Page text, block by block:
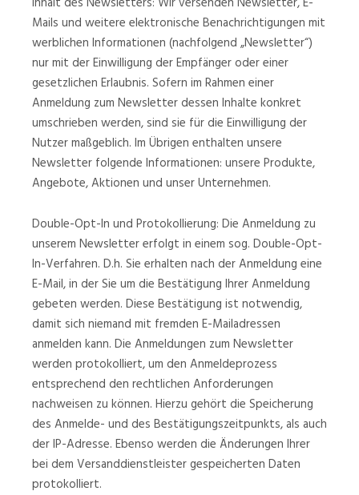
Mails und weitere elektronische Benachrichtigungen mit
werblichen Informationen (nachfolgend „Newsletter“)
nur mit der Einwilligung der Empfänger oder einer
gesetzlichen Erlaubnis. Sofern im Rahmen einer
Anmeldung zum Newsletter dessen Inhalte konkret
umschrieben werden, sind sie für die Einwilligung der
Nutzer maßgeblich. Im Übrigen enthalten unsere
Newsletter folgende Informationen: unsere Produkte,
Angebote, Aktionen und unser Unternehmen.
Double-Opt-In und Protokollierung: Die Anmeldung zu
unserem Newsletter erfolgt in einem sog. Double-Opt-
In-Verfahren. D.h. Sie erhalten nach der Anmeldung eine
E-Mail, in der Sie um die Bestätigung Ihrer Anmeldung
gebeten werden. Diese Bestätigung ist notwendig,
damit sich niemand mit fremden E-Mailadressen
anmelden kann. Die Anmeldungen zum Newsletter
werden protokolliert, um den Anmeldeprozess
entsprechend den rechtlichen Anforderungen
nachweisen zu können. Hierzu gehört die Speicherung
des Anmelde- und des Bestätigungszeitpunkts, als auch
der IP-Adresse. Ebenso werden die Änderungen Ihrer
bei dem Versanddienstleister gespeicherten Daten
protokolliert.